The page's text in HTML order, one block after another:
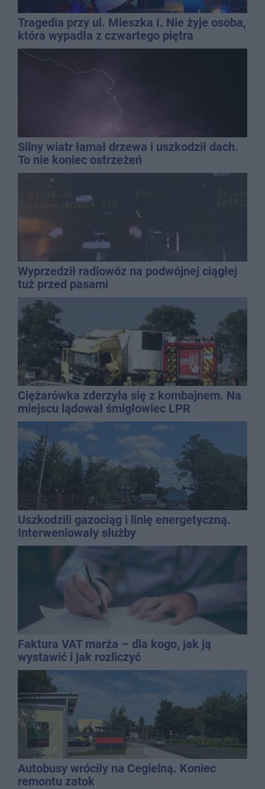
Tragedia przy ul. Mieszka I. Nie żyje osoba,
która wypadła z czwartego piętra
Silny wiatr łamał drzewa i uszkodził dach.
To nie koniec ostrzeżeń
Wyprzedził radiowóz na podwójnej ciągłej
tuż przed pasami
Ciężarówka zderzyła się z kombajnem. Na
miejscu lądował śmigłowiec LPR
Uszkodzili gazociąg i linię energetyczną.
Interweniowały służby
Faktura VAT marża – dla kogo, jak ją
wystawić i jak rozliczyć
Autobusy wróciły na Cegielną. Koniec
remontu zatok